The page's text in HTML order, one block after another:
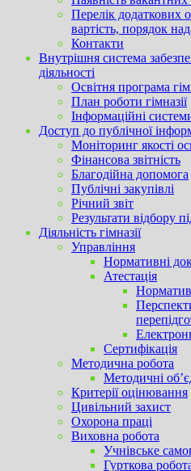
Перелік додаткових
вартість, порядок
Контакти
Внутрішня система
діяльності
Освітня програма
План роботи гімназії
Інформаційні
Доступ до публічної
Моніторинг якості
Фінансова звітність
Благодійна допомога
Публічні закупівлі
Річний звіт
Результати відбору
Діяльність гімназії
Управління
Нормативні
Атестація
Сертифікація
Методична робота
Методичні
Критерії оцінювання
Цивільний захист
Охорона праці
Виховна робота
Учнівське
Гурткова